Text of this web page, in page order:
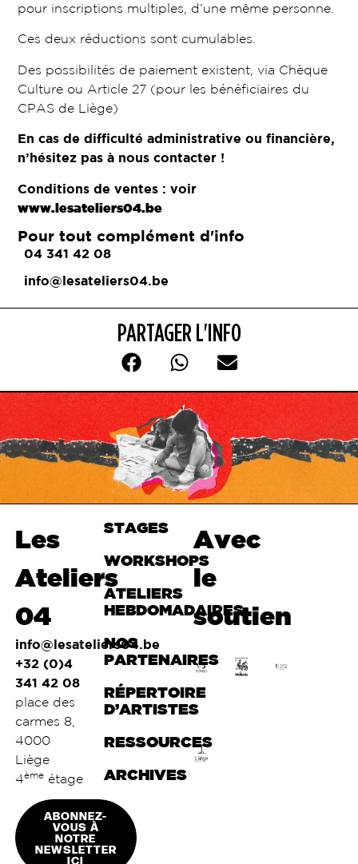
pour inscriptions multiples, d’une même personne.
Ces deux réductions sont cumulables.
Des possibilités de paiement existent, via Chèque
Culture ou Article 27 (pour les bénéficiaires du
CPAS de Liège)
En cas de difficulté administrative ou financière,
n’hésitez pas à nous contacter !
Conditions de ventes : voir
www.lesateliers04.be
Pour tout complément d'info
04 341 42 08
info@lesateliers04.be
PARTAGER L'INFO
Les
Ateliers
04
info@lesateliers04.be
+32 (0)4
341 42 08
place des
carmes 8,
4000
Liège
4èmeétage
ABONNEZ-
VOUS À
NOTRE
NEWSLETTER
ICI
STAGES
WORKSHOPS
ATELIERS
HEBDOMADAIRES
NOS
PARTENAIRES
RÉPERTOIRE
D’ARTISTES
RESSOURCES
ARCHIVES
Avec
le
soutien